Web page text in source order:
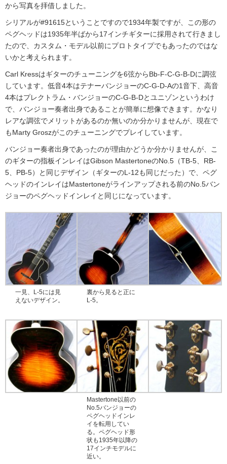
から写真を拝借しました。
シリアルが#91615ということですので1934年製ですが、この形の
ペグヘッドは1935年半ばから17インチギターに採用されて行きまし
たので、カスタム・モデル以前にプロトタイプでもあったのではな
いかと考えられます。
Carl Kressはギターのチューニングを6弦からBb-F-C-G-B-Dに調弦
しています。低音4本はテナーバンジョーのC-G-D-Aの1音下、高音
4本はプレクトラム・バンジョーのC-G-B-Dとユニゾンというわけ
で、バンジョー奏者出身であることが簡単に想像できます。かなり
レアな調弦でメリットがあるのか無いのか分かりませんが、現在で
もMarty Groszがこのチューニングでプレイしています。
バンジョー奏者出身であったのが理由かどうか分かりませんが、こ
のギターの指板インレイはGibson MastertoneのNo.5（TB-5、RB-
5、PB-5）と同じデザイン（ギターのL-12も同じだった）で、ペグ
ヘッドのインレイはMastertoneがラインアップされる前のNo.5バン
ジョーのペグヘッドインレイと同じになっています。
一見、L-5には見
えないデザイン。
裏から見ると正に
L-5。
Mastertone以前の
No.5バンジョーの
ペグヘッドインレ
イを転用してい
る。ペグヘッド形
状も1935年以降の
17インチモデルに
近い。